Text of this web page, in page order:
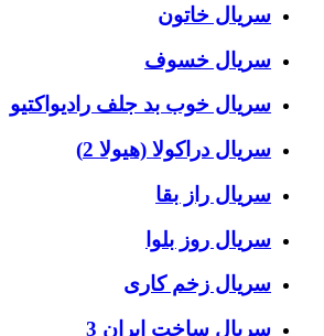
سریال خاتون
سریال خسوف
سریال خوب بد جلف رادیواکتیو
سریال دراکولا (هیولا 2)
سریال راز بقا
سریال روز بلوا
سریال زخم کاری
سریال ساخت ایران 3